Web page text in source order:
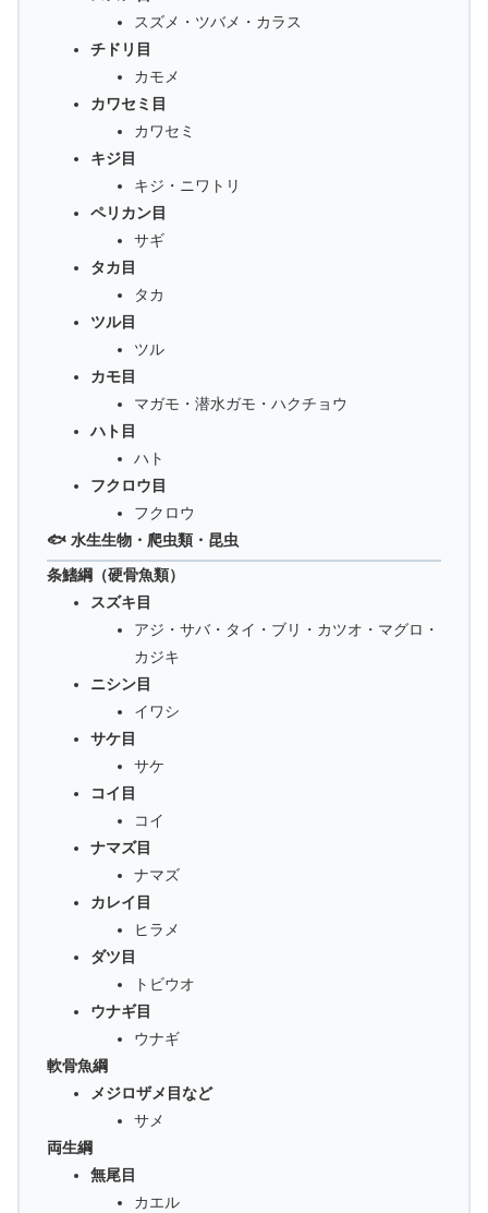
スズメ・ツバメ・カラス
チドリ目
カモメ
カワセミ目
カワセミ
キジ目
キジ・ニワトリ
ペリカン目
サギ
タカ目
タカ
ツル目
ツル
カモ目
マガモ・潜水ガモ・ハクチョウ
ハト目
ハト
フクロウ目
フクロウ
🐟 水生生物・爬虫類・昆虫
条鰭綱（硬骨魚類）
スズキ目
アジ・サバ・タイ・ブリ・カツオ・マグロ・
カジキ
ニシン目
イワシ
サケ目
サケ
コイ目
コイ
ナマズ目
ナマズ
カレイ目
ヒラメ
ダツ目
トビウオ
ウナギ目
ウナギ
軟骨魚綱
メジロザメ目など
サメ
両生綱
無尾目
カエル